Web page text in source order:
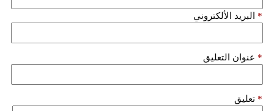
البريد الألكتروني *
عنوان التعليق *
تعليق *